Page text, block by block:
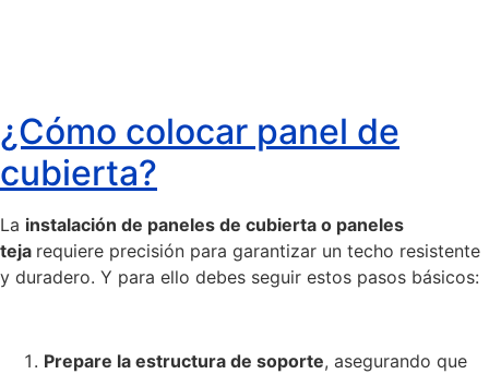
¿Cómo colocar panel de
cubierta?
La instalación de paneles de cubierta o paneles
teja requiere precisión para garantizar un techo resistente
y duradero. Y para ello debes seguir estos pasos básicos:
Prepare la estructura de soporte, asegurando que